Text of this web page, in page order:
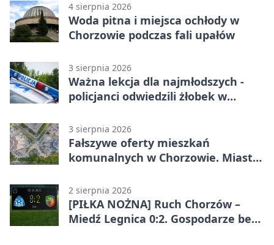
4 sierpnia 2026
Woda pitna i miejsca ochłody w
Chorzowie podczas fali upałów
3 sierpnia 2026
Ważna lekcja dla najmłodszych -
policjanci odwiedzili żłobek w
3 sierpnia 2026
Fałszywe oferty mieszkań
komunalnych w Chorzowie. Miasto
2 sierpnia 2026
[PIŁKA NOŻNA] Ruch Chorzów –
Miedź Legnica 0:2. Gospodarze bez